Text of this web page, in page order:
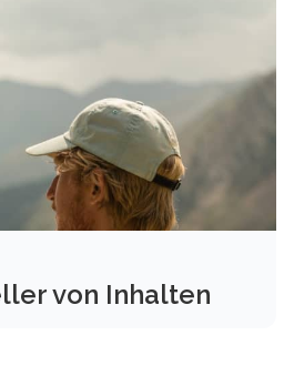
von Inhalten